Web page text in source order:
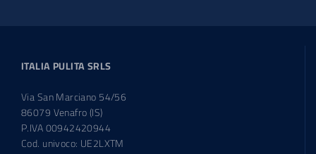
ITALIA PULITA SRLS
Via San Marciano 54/56
86079 Venafro (IS)
P.IVA 00942420944
Cod. univoco: UE2LXTM